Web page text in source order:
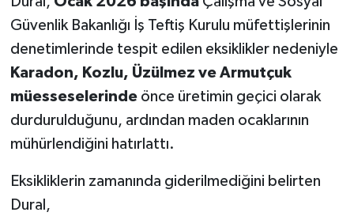
Güvenlik Bakanlığı İş Teftiş Kurulu müfettişlerinin
denetimlerinde tespit edilen eksiklikler nedeniyle
Karadon, Kozlu, Üzülmez ve Armutçuk
müesseselerindeönce üretimin geçici olarak
durdurulduğunu, ardından maden ocaklarının
mühürlendiğini hatırlattı.
Eksikliklerin zamanında giderilmediğini belirten
Dural,